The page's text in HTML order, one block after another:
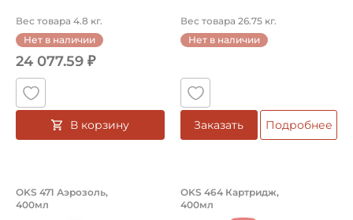
Вес товара 4.8 кг.
Нет в наличии
24 077.59 ₽
В корзину
Вес товара 26.75 кг.
Нет в наличии
Заказать Подробнее
Белая консистентная смазка,
Белая консистентная смазка OKS 471 Аэрозоль,
OKS 471 Аэрозоль,
400мл
Электропроводная смазка
OKS 464 Картридж,
400мл